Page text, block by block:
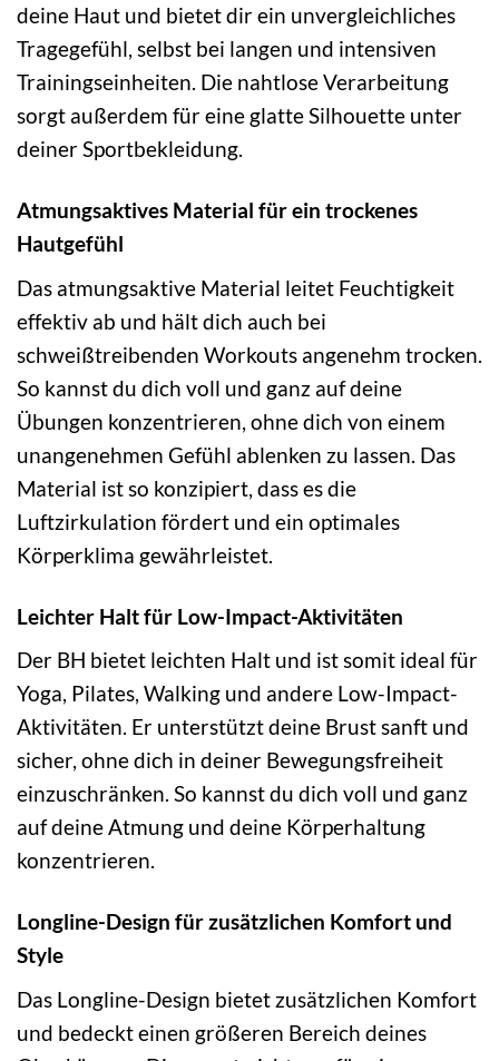
deine Haut und bietet dir ein unvergleichliches
Tragegefühl, selbst bei langen und intensiven
Trainingseinheiten. Die nahtlose Verarbeitung
sorgt außerdem für eine glatte Silhouette unter
deiner Sportbekleidung.
Atmungsaktives Material für ein trockenes
Hautgefühl
Das atmungsaktive Material leitet Feuchtigkeit
effektiv ab und hält dich auch bei
schweißtreibenden Workouts angenehm trocken.
So kannst du dich voll und ganz auf deine
Übungen konzentrieren, ohne dich von einem
unangenehmen Gefühl ablenken zu lassen. Das
Material ist so konzipiert, dass es die
Luftzirkulation fördert und ein optimales
Körperklima gewährleistet.
Leichter Halt für Low-Impact-Aktivitäten
Der BH bietet leichten Halt und ist somit ideal für
Yoga, Pilates, Walking und andere Low-Impact-
Aktivitäten. Er unterstützt deine Brust sanft und
sicher, ohne dich in deiner Bewegungsfreiheit
einzuschränken. So kannst du dich voll und ganz
auf deine Atmung und deine Körperhaltung
konzentrieren.
Longline-Design für zusätzlichen Komfort und
Style
Das Longline-Design bietet zusätzlichen Komfort
und bedeckt einen größeren Bereich deines